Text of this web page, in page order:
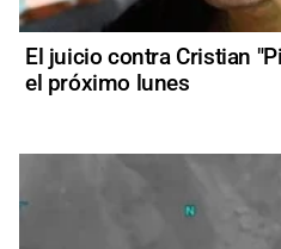
El juicio contra Cristian
el próximo lunes